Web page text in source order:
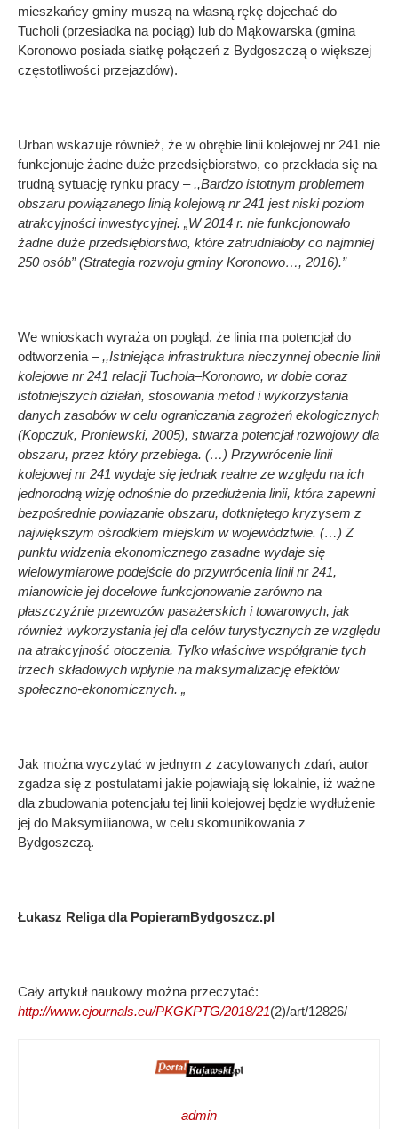
mieszkańcy gminy muszą na własną rękę dojechać do
Tucholi (przesiadka na pociąg) lub do Mąkowarska (gmina
Koronowo posiada siatkę połączeń z Bydgoszczą o większej
częstotliwości przejazdów).
Urban wskazuje również, że w obrębie linii kolejowej nr 241 nie
funkcjonuje żadne duże przedsiębiorstwo, co przekłada się na
trudną sytuację rynku pracy –,,Bardzo istotnym problemem
obszaru powiązanego linią kolejową nr 241 jest niski poziom
atrakcyjności inwestycyjnej. „W 2014 r. nie funkcjonowało
żadne duże przedsiębiorstwo, które zatrudniałoby co najmniej
250 osób” (Strategia rozwoju gminy Koronowo…, 2016).”
We wnioskach wyraża on pogląd, że linia ma potencjał do
odtworzenia – ,,Istniejąca infrastruktura nieczynnej obecnie linii
kolejowe nr 241 relacji Tuchola–Koronowo, w dobie coraz
istotniejszych działań, stosowania metod i wykorzystania
danych zasobów w celu ograniczania zagrożeń ekologicznych
(Kopczuk, Proniewski, 2005), stwarza potencjał rozwojowy dla
obszaru, przez który przebiega. (…) Przywrócenie linii
kolejowej nr 241 wydaje się jednak realne ze względu na ich
jednorodną wizję odnośnie do przedłużenia linii, która zapewni
bezpośrednie powiązanie obszaru, dotkniętego kryzysem z
największym ośrodkiem miejskim w województwie. (…) Z
punktu widzenia ekonomicznego zasadne wydaje się
wielowymiarowe podejście do przywrócenia linii nr 241,
mianowicie jej docelowe funkcjonowanie zarówno na
płaszczyźnie przewozów pasażerskich i towarowych, jak
również wykorzystania jej dla celów turystycznych ze względu
na atrakcyjność otoczenia. Tylko właściwe współgranie tych
trzech składowych wpłynie na maksymalizację efektów
społeczno-ekonomicznych. „
Jak można wyczytać w jednym z zacytowanych zdań, autor
zgadza się z postulatami jakie pojawiają się lokalnie, iż ważne
dla zbudowania potencjału tej linii kolejowej będzie wydłużenie
jej do Maksymilianowa, w celu skomunikowania z
Bydgoszczą.
Łukasz Religa dla PopieramBydgoszcz.pl
Cały artykuł naukowy można przeczytać:
http://www.ejournals.eu/PKGKPTG/2018/21(2)/art/12826/
admin